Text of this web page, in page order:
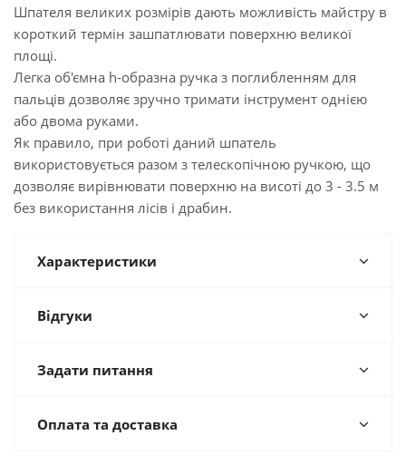
Шпателя великих розмірів дають можливість майстру в
короткий термін зашпатлювати поверхню великої
площі.
Легка об'ємна h-образна ручка з поглибленням для
пальців дозволяє зручно тримати інструмент однією
або двома руками.
Як правило, при роботі даний шпатель
використовується разом з телескопічною ручкою, що
дозволяє вирівнювати поверхню на висоті до 3 - 3.5 м
без використання лісів і драбин.
Характеристики
Відгуки
Задати питання
Оплата та доставка